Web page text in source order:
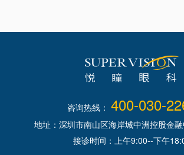
咨询热线： 400-030-
地址：深圳市南山区海岸城中洲控股金
接诊时间：上午9:00--下午